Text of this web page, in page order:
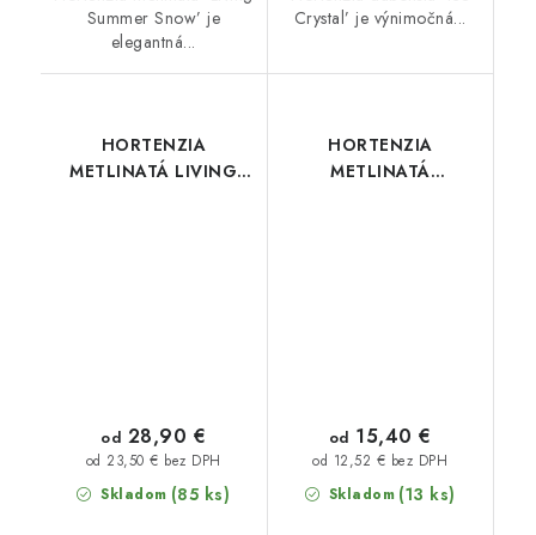
Summer Snow’ je
elegantná...
Crystal’ je výnimočná...
HORTENZIA
METLINATÁ LIVING
Skladom (85 ks)
od 23,50 € bez DPH
od 28,90 €
HORTENZIA
METLINATÁ
Skladom (13 ks)
od 12,52 € bez DPH
od 15,40 €